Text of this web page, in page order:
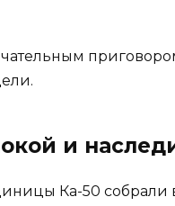
и
Ка-50 собрали